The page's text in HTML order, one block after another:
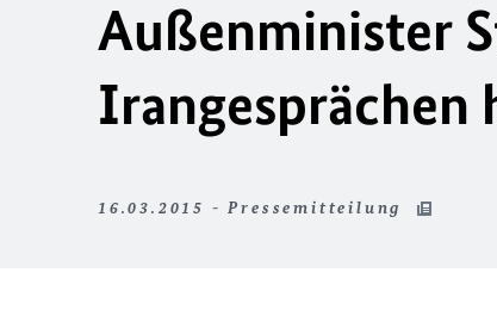
Außenminister
Irangesprächen
16.03.2015 - Pressemitteilung